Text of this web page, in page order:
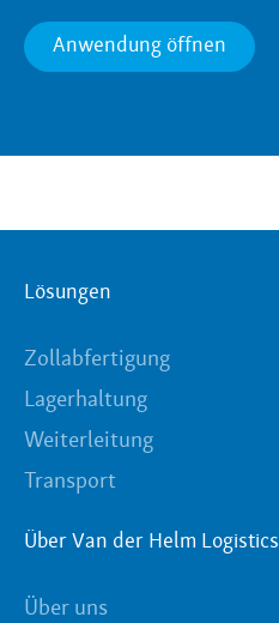
Anwendung öffnen
Lösungen
Zollabfertigung
Lagerhaltung
Weiterleitung
Transport
Über Van der Helm Logistics
Über uns